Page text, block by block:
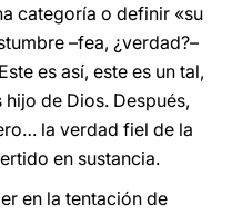
categoría o definir «su
–fea, ¿verdad?–
es así, este es un tal,
de Dios. Después,
la verdad fiel de la
en sustancia.
en la tentación de